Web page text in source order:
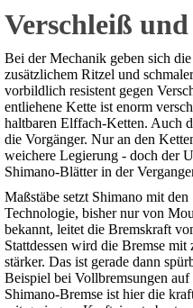
Verschleiß
Bei der Mechanik geben sich
zusätzlichem Ritzel und
vorbildlich resistent gegen
entliehene Kette ist enorm
haltbaren Elffach-Ketten. Auch
die Vorgänger. Nur an den
weichere Legierung - doch der
Shimano-Blätter in der
Maßstäbe setzt Shimano mit
Technologie, bisher nur von
bekannt, leitet die Bremskraft
Stattdessen wird die Bremse
stärker. Das ist gerade dann
Beispiel bei Vollbremsungen
Shimano-Bremse ist hier die